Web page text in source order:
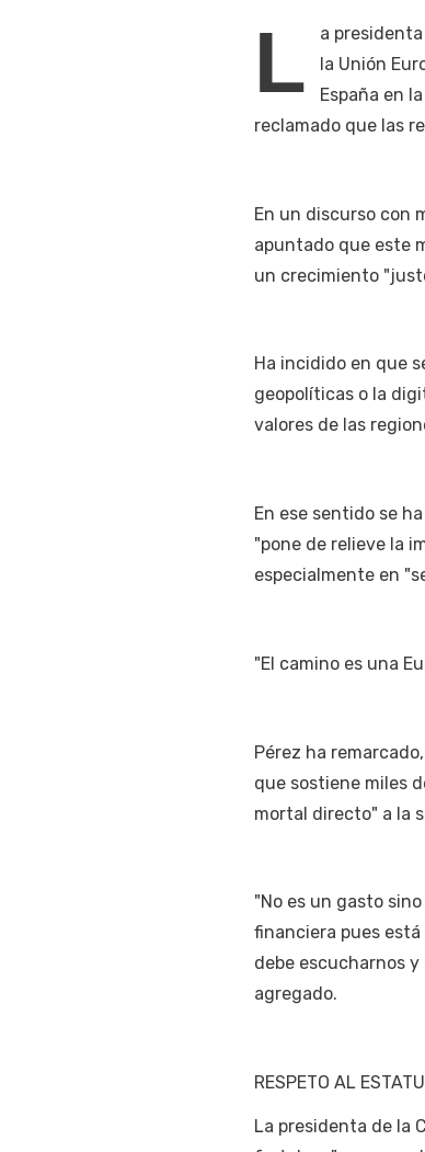
L
a
la Unión
España en
reclamado que las
En un discurso con
apuntado que este
un crecimiento
Ha incidido en que
geopolíticas o la
valores de las
En ese sentido se
"pone de relieve la
especialmente en
"El camino es una
Pérez ha
que sostiene miles
mortal directo" a la
"No es un gasto
financiera pues está
debe escucharnos
agregado.
RESPETO AL
La presidenta de la